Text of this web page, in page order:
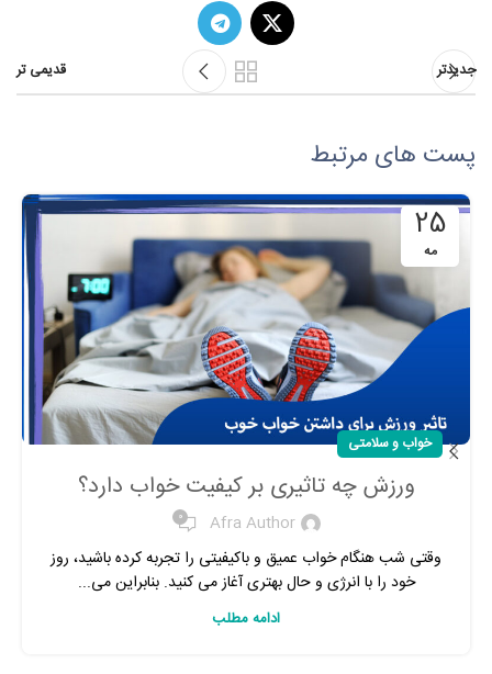
جدیدتر قدیمی تر
پست های مرتبط
25
مه
خواب و سلامتی
ورزش چه تاثیری بر کیفیت خواب دارد؟
Afra Author
0
وقتی شب هنگام خواب عمیق و باکیفیتی را تجربه کرده باشید، روز
خود را با انرژی و حال بهتری آغاز می کنید. بنابراین می...
ادامه مطلب